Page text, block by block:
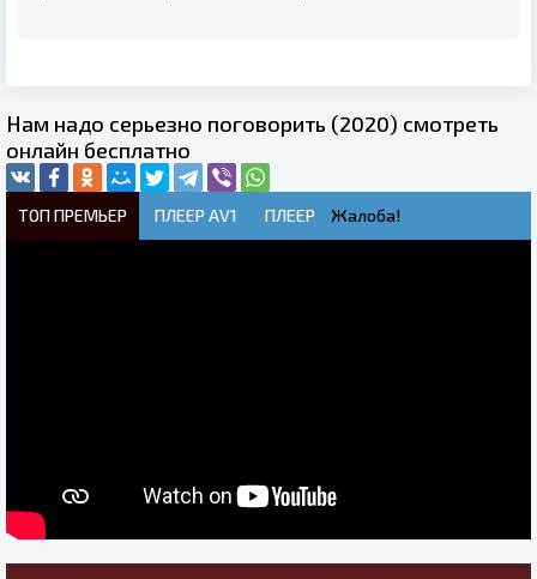
Нам надо серьезно поговорить (2020) смотреть
онлайн бесплатно
ТОП ПРЕМЬЕР ПЛЕЕР AV1 ПЛЕЕР Жалоба!